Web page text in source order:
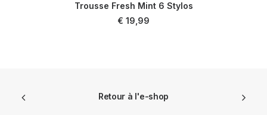
Trousse Fresh Mint 6 Stylos
€ 19,99
Retour à l'e-shop